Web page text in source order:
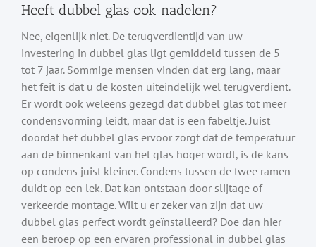
Heeft dubbel glas ook nadelen?
Nee, eigenlijk niet. De terugverdientijd van uw
investering in dubbel glas ligt gemiddeld tussen de 5
tot 7 jaar. Sommige mensen vinden dat erg lang, maar
het feit is dat u de kosten uiteindelijk wel terugverdient.
Er wordt ook weleens gezegd dat dubbel glas tot meer
condensvorming leidt, maar dat is een fabeltje. Juist
doordat het dubbel glas ervoor zorgt dat de temperatuur
aan de binnenkant van het glas hoger wordt, is de kans
op condens juist kleiner. Condens tussen de twee ramen
duidt op een lek. Dat kan ontstaan door slijtage of
verkeerde montage. Wilt u er zeker van zijn dat uw
dubbel glas perfect wordt geïnstalleerd? Doe dan hier
een beroep op een ervaren professional in dubbel glas